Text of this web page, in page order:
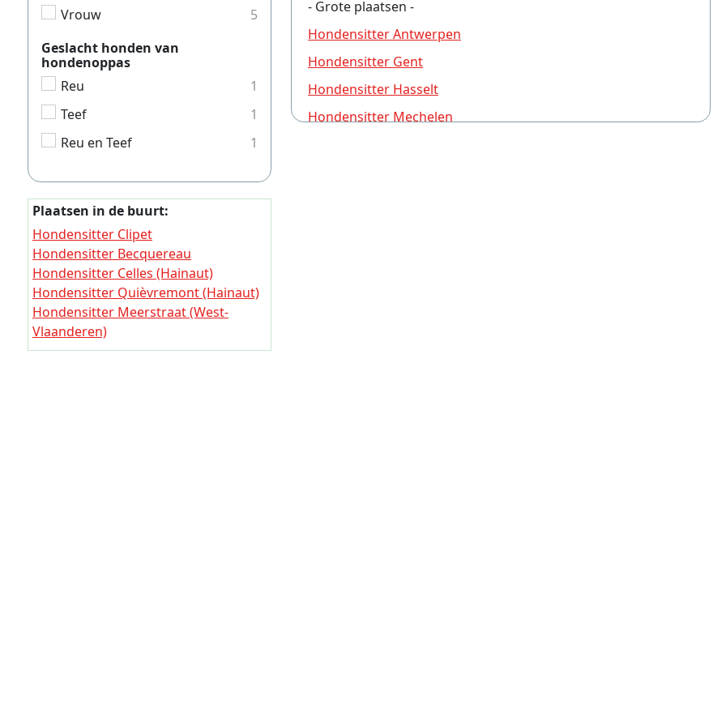
- Grote plaatsen -
Hondensitter Antwerpen
Hondensitter Gent
Hondensitter Hasselt
Hondensitter Mechelen
Vrouw
5
Geslacht honden van
hondenoppas
Reu
1
Teef
1
Reu en Teef
1
Plaatsen in de buurt:
Hondensitter Clipet
Hondensitter Becquereau
Hondensitter Celles (Hainaut)
Hondensitter Quièvremont (Hainaut)
Hondensitter Meerstraat (West-
Vlaanderen)
Hondensitter L'Alouette (Oost-